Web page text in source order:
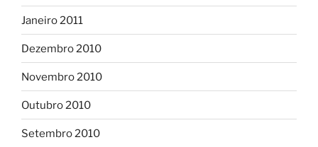
Janeiro 2011
Dezembro 2010
Novembro 2010
Outubro 2010
Setembro 2010